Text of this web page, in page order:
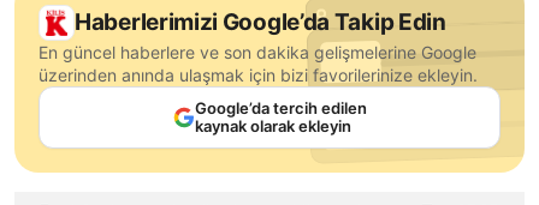
Haberlerimizi Google’da Takip Edin
En güncel haberlere ve son dakika gelişmelerine Google
üzerinden anında ulaşmak için bizi favorilerinize ekleyin.
Google’da tercih edilen
kaynak olarak ekleyin